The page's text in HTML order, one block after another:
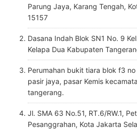
Parung Jaya, Karang Tengah,
15157
Dasana Indah Blok SN1 No. 9
Kelapa Dua Kabupaten
Perumahan bukit tiara blok f3
pasir jaya, pasar Kemis
tangerang.
Jl. SMA 63 No.51, RT.6/RW.1,
Pesanggrahan, Kota Jakarta